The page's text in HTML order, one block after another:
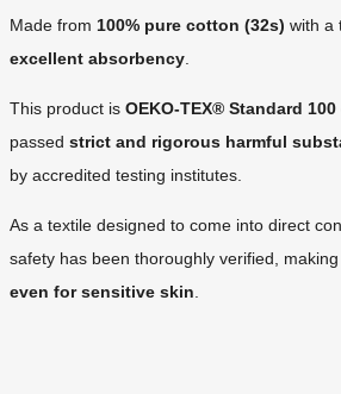
Made from 100% pure cotton (32s) with a
excellent absorbency
This product is OEKO-TEX® Standard
passed strict and rigorous harmful
by accredited testing institutes.
As a textile designed to come into direct
safety has been thoroughly verified,
even for sensitive skin